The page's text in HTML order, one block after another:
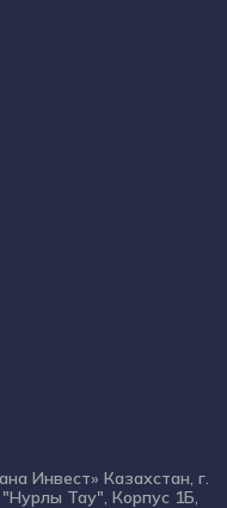
Инвест» Казахстан, г.
Тау", Корпус 1Б,